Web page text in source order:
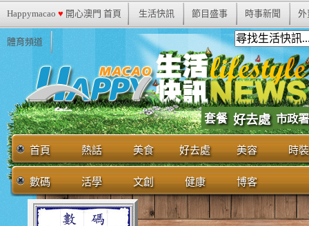
Happymacao ♥ 開心澳門 首頁 生活快訊 節目盛事 時事新聞 外
體育頻道
套餐 好去處 市政署
首頁 熱話 美食 好去處 美容 時裝
數碼 活學 文創 健康 博客